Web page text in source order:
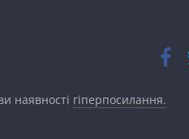
наявності гіперпосилання.